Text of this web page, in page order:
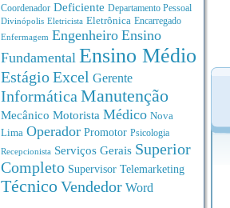
Coordenador Deficiente Departamento Pessoal
Divinópolis Eletricista Eletrônica Encarregado
Enfermagem Engenheiro Ensino
Fundamental Ensino Médio
EstágioExcel Gerente
Informática Manutenção
Mecânico Motorista Médico Nova
Lima Operador Promotor Psicologia
Recepcionista Serviços Gerais Superior
Completo Supervisor Telemarketing
TécnicoVendedor Word